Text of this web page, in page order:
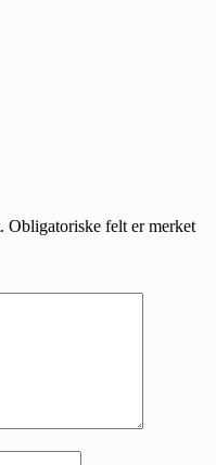
Obligatoriske felt er merket